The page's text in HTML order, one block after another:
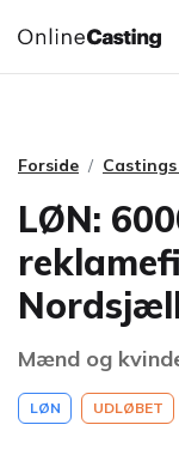
Forside
LØN:
Mænd og
LØN UDLØBET